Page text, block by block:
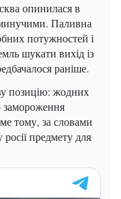
опинилася в
Паливна
потужностей і
шукати вихід із
раніше.
позицію: жодних
замороження
тому, за словами
предмету для